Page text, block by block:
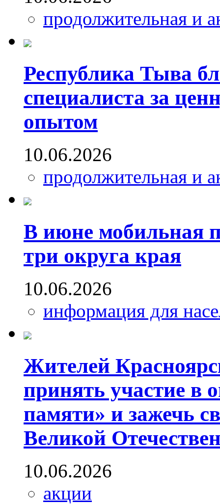
продолжительная и
Республика Тыва
специалиста за
опытом
10.06.2026
продолжительная и
В июне мобильная
три округа края
10.06.2026
информация для
Жителей
принять участие в
памяти» и зажечь
Великой
10.06.2026
акции